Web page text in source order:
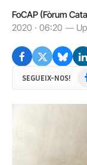
FoCAP (Fòrum
2020 · 06:20
SEGUEIX-NOS!